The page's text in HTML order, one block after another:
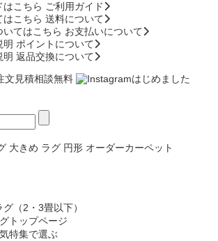
ご利用ガイド
送料について
お支払いについて
ポイントについて
返品交換について
大きめ ラグ 円形 オーダーカーペット
グ（2・3畳以下）
トップページ
特集で選ぶ